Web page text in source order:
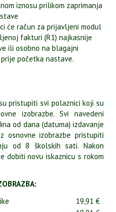
iznosu prilikom zaprimanja
će račun za prijavljeni modul
fakturi (R1) najkasnije
ili osobno na blagajni
početka nastave.
pristupiti svi polaznici koji su
izobrazbe. Svi navedeni
od dana (datuma) izdavanje
osnovne izobrazbe pristupiti
od 8 školskih sati. Nakon
dobiti novu iskaznicu s rokom
19,91 €